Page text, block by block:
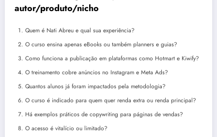
autor/produto/nicho
Quem é Nati Abreu e qual sua experiência?
O curso ensina apenas eBooks ou também planners e guias?
Como funciona a publicação em plataformas como Hotmart e Kiwify?
O treinamento cobre anúncios no Instagram e Meta Ads?
Quantos alunos já foram impactados pela metodologia?
O curso é indicado para quem quer renda extra ou renda principal?
Há exemplos práticos de copywriting para páginas de vendas?
O acesso é vitalício ou limitado?